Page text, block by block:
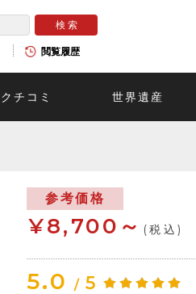
閲覧履歴
クチコミ 世界遺産
参考価格
¥8,700～ (税込)
5.0 / 5